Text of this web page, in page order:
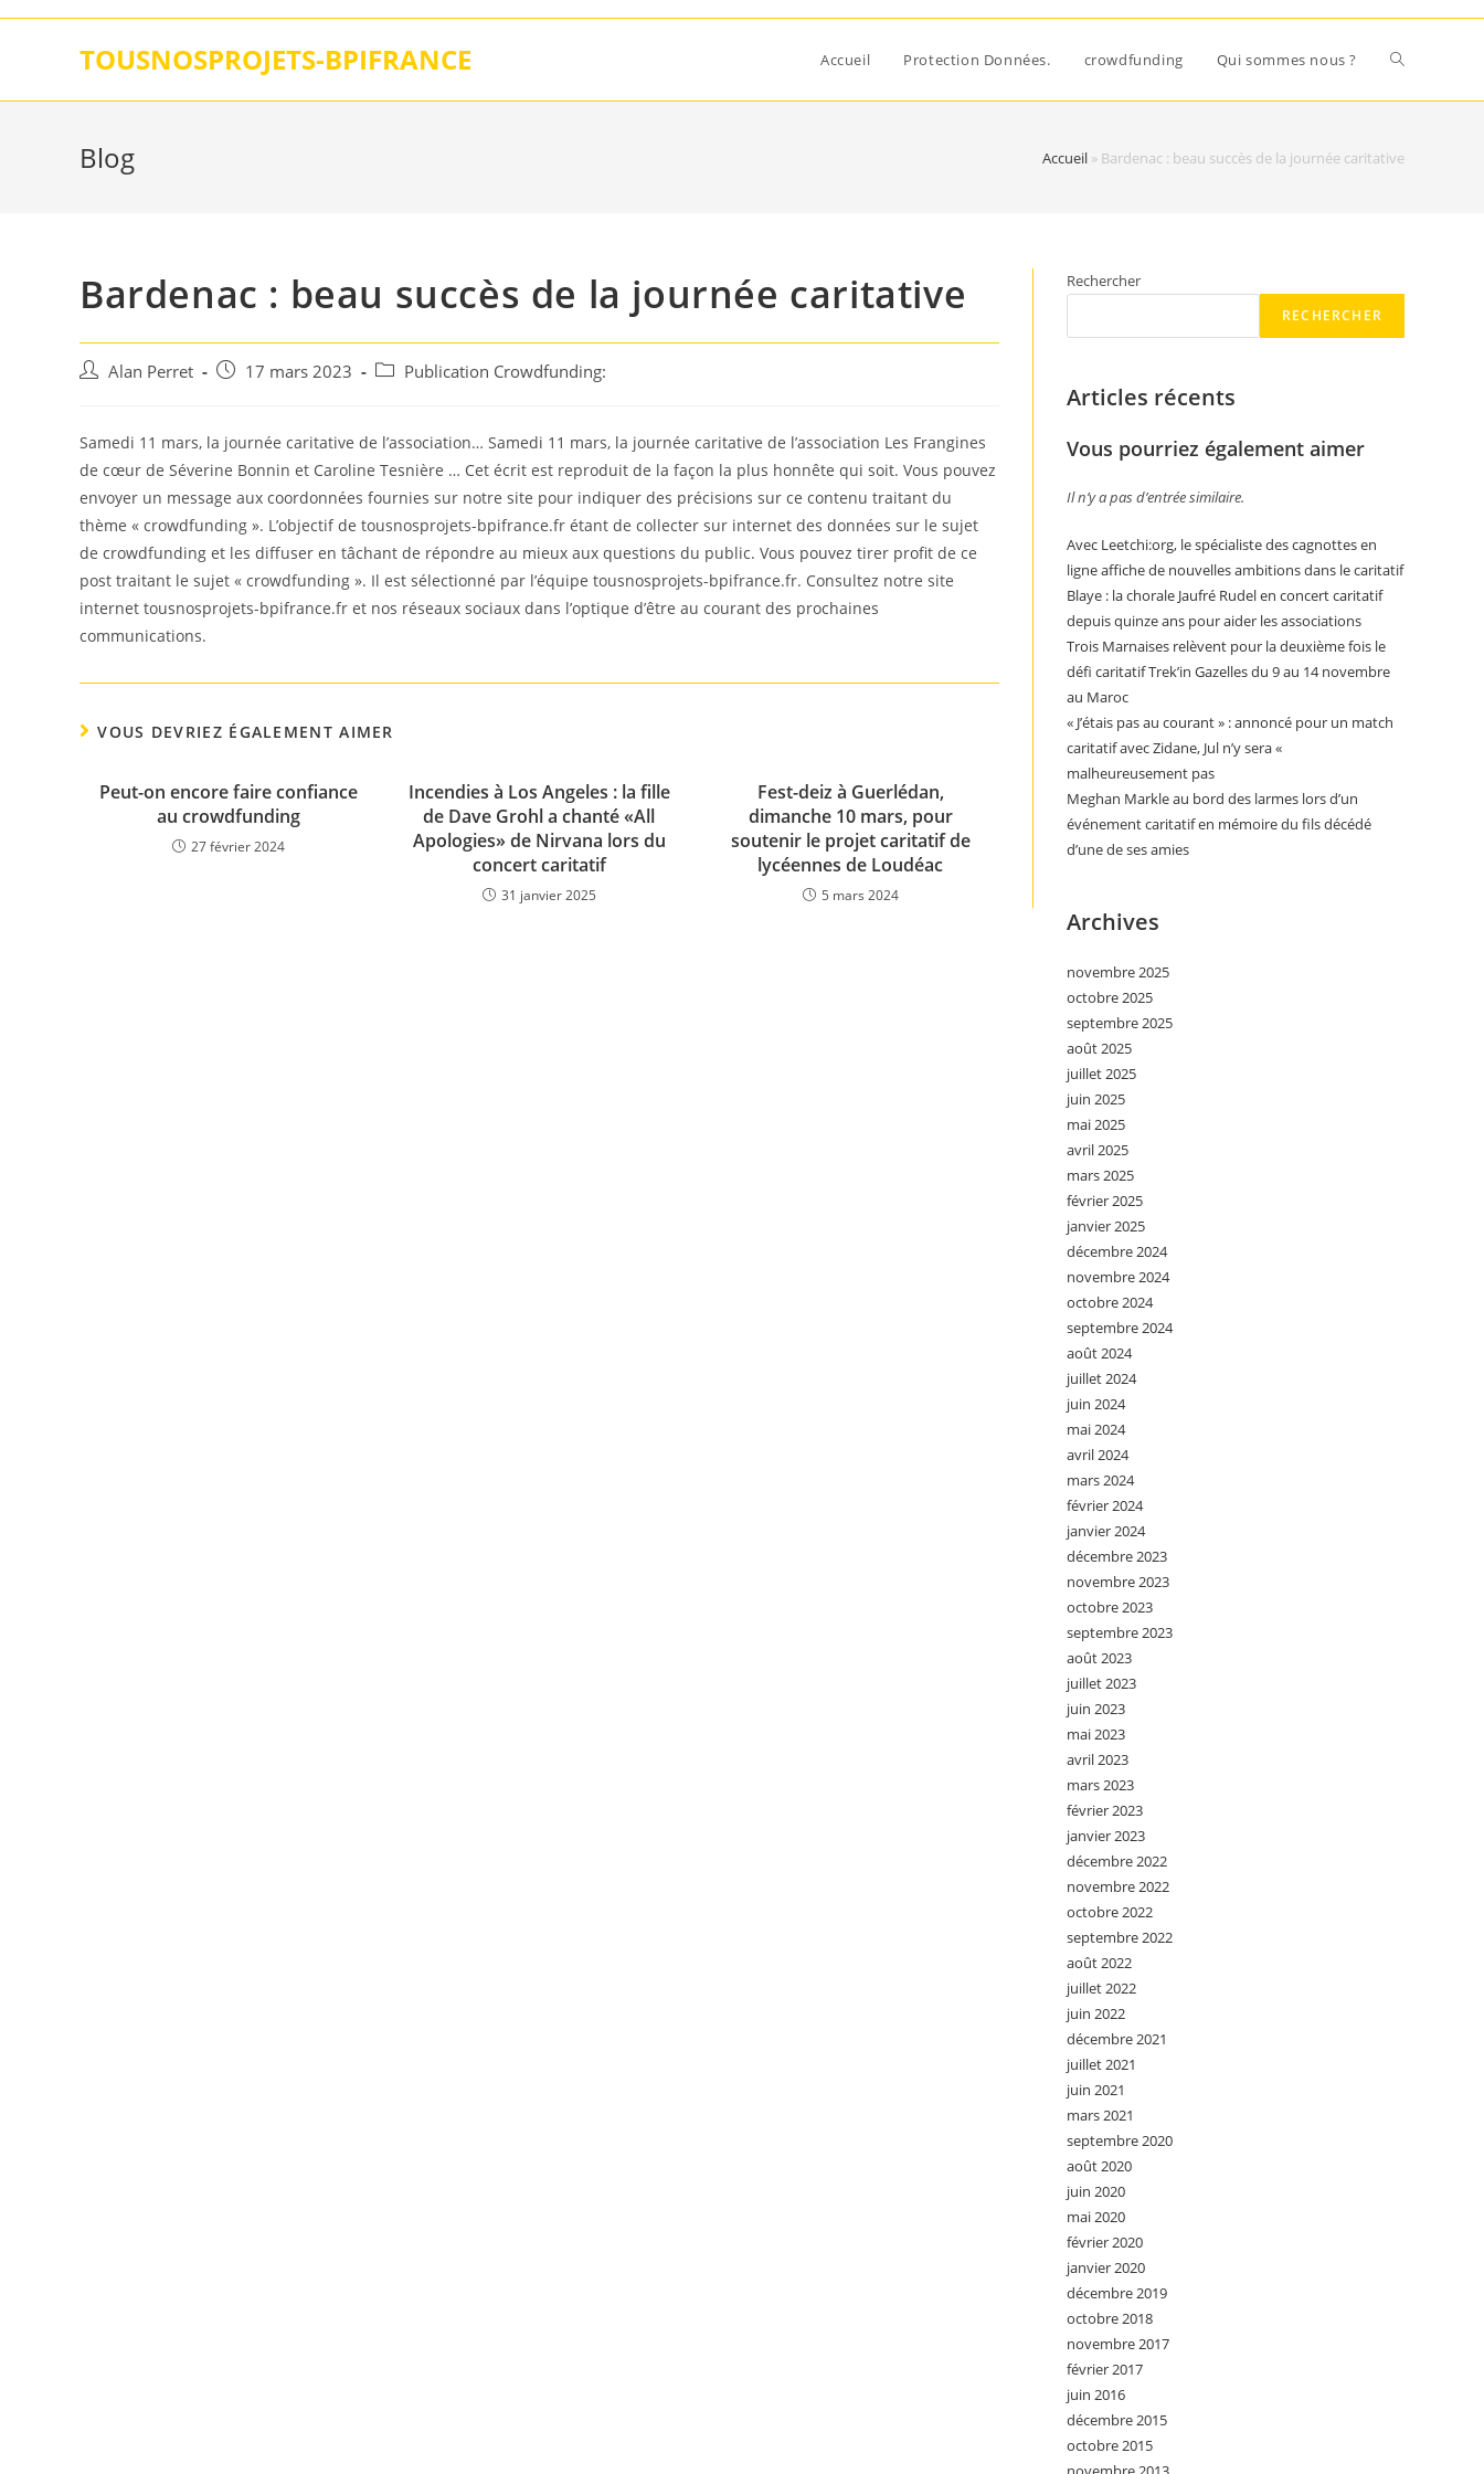
Skip
TOUSNOSPROJETS-BPIFRANCE Accueil Protection Données. crowdfunding Qui sommes nous ?
Blog Accueil » Bardenac : beau succès de la journée caritative
Bardenac : beau succès de la journée caritative
Auteur/autrice
publication :
Alan Perret
Post 17 mars 2023
Post Publication Crowdfunding:
Samedi 11 mars, la journée caritative de l’association… Samedi 11 mars, la journée caritative de l’association Les Frangines
de cœur de Séverine Bonnin et Caroline Tesnière … Cet écrit est reproduit de la façon la plus honnête qui soit. Vous pouvez
envoyer un message aux coordonnées fournies sur notre site pour indiquer des précisions sur ce contenu traitant du
thème « crowdfunding ». L’objectif de tousnosprojets-bpifrance.fr étant de collecter sur internet des données sur le sujet
de crowdfunding et les diffuser en tâchant de répondre au mieux aux questions du public. Vous pouvez tirer profit de ce
post traitant le sujet « crowdfunding ». Il est sélectionné par l’équipe tousnosprojets-bpifrance.fr. Consultez notre site
internet tousnosprojets-bpifrance.fr et nos réseaux sociaux dans l’optique d’être au courant des prochaines
communications.
VOUS DEVRIEZ ÉGALEMENT AIMER
Peut-on encore faire confiance
au crowdfunding
27 février 2024
Incendies à Los Angeles : la fille
de Dave Grohl a chanté «All
Apologies» de Nirvana lors du
concert caritatif
31 janvier 2025
Fest-deiz à Guerlédan,
dimanche 10 mars, pour
soutenir le projet caritatif de
lycéennes de Loudéac
5 mars 2024
Rechercher
RECHERCHER
Articles récents
Vous pourriez également aimer
Il n’y a pas d’entrée similaire.
Avec Leetchi:org, le spécialiste des cagnottes en
ligne affiche de nouvelles ambitions dans le caritatif
Blaye : la chorale Jaufré Rudel en concert caritatif
depuis quinze ans pour aider les associations
Trois Marnaises relèvent pour la deuxième fois le
défi caritatif Trek’in Gazelles du 9 au 14 novembre
au Maroc
« J’étais pas au courant » : annoncé pour un match
caritatif avec Zidane, Jul n’y sera «
malheureusement pas
Meghan Markle au bord des larmes lors d’un
événement caritatif en mémoire du fils décédé
d’une de ses amies
Archives
novembre 2025
octobre 2025
septembre 2025
août 2025
juillet 2025
juin 2025
mai 2025
avril 2025
mars 2025
février 2025
janvier 2025
décembre 2024
novembre 2024
octobre 2024
septembre 2024
août 2024
juillet 2024
juin 2024
mai 2024
avril 2024
mars 2024
février 2024
janvier 2024
décembre 2023
novembre 2023
octobre 2023
septembre 2023
août 2023
juillet 2023
juin 2023
mai 2023
avril 2023
mars 2023
février 2023
janvier 2023
décembre 2022
novembre 2022
octobre 2022
septembre 2022
août 2022
juillet 2022
juin 2022
décembre 2021
juillet 2021
juin 2021
mars 2021
septembre 2020
août 2020
juin 2020
mai 2020
février 2020
janvier 2020
décembre 2019
octobre 2018
novembre 2017
février 2017
juin 2016
décembre 2015
octobre 2015